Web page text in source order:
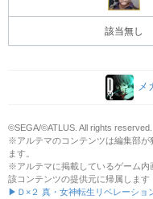
該当無し
メ
©SEGA/©ATLUS. All rights reserved.
※アルテマのコンテンツは編集部が
ます。
※アルテマに掲載しているゲーム内
該コンテンツの提供元に帰属します
▶Ｄ×２ 真・女神転生リベレーショ